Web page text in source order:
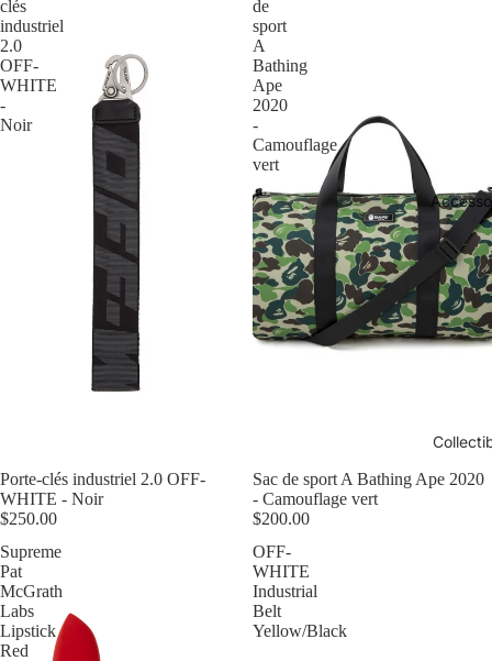
clés
industriel
2.0
OFF-
WHITE
-
Noir
Épuisé
Porte-clés industriel 2.0 OFF-
WHITE - Noir
$250.00
de
sport
A
Bathing
Ape
2020
-
Camouflage
vert
Épuisé
Sac de sport A Bathing Ape 2020
- Camouflage vert
$200.00
Supreme
Pat
McGrath
Labs
Lipstick
Red
OFF-
WHITE
Industrial
Belt
Yellow/Black